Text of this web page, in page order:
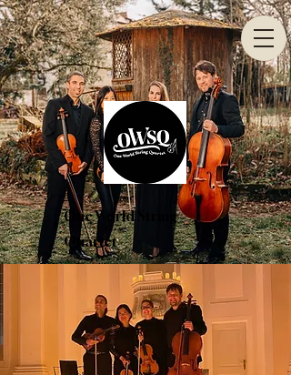
One World String
Quartet